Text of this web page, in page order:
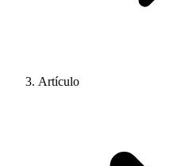
Artículo